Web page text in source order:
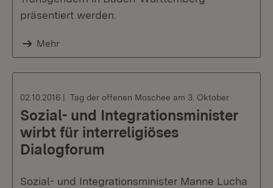
präsentiert werden.
Mehr
02.10.2016 Tag der offenen Moschee am 3. Oktober
Sozial- und Integrationsminister
wirbt für interreligiöses
Dialogforum
Sozial- und Integrationsminister Manne Lucha